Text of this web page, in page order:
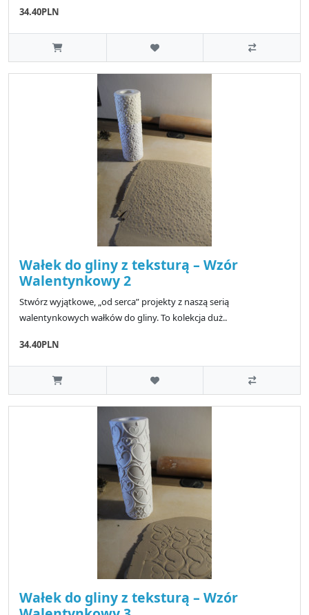
34.40PLN
Wałek do gliny z teksturą – Wzór
Walentynkowy 2
Stwórz wyjątkowe, „od serca” projekty z naszą serią
walentynkowych wałków do gliny. To kolekcja duż..
34.40PLN
Wałek do gliny z teksturą – Wzór